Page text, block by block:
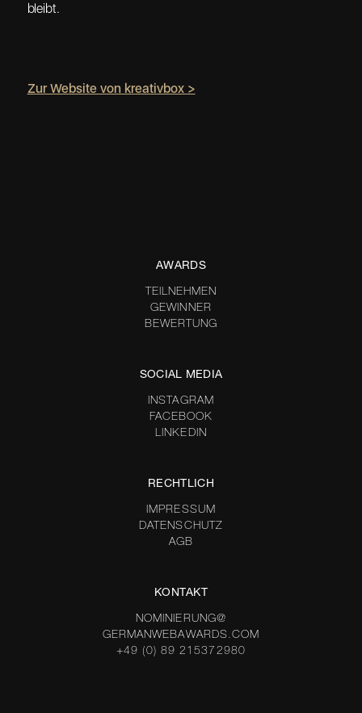
bleibt.
Zur Website von kreativbox >
AWARDS
TEILNEHMEN
GEWINNER
BEWERTUNG
SOCIAL MEDIA
INSTAGRAM
FACEBOOK
LINKEDIN
RECHTLICH
IMPRESSUM
DATENSCHUTZ
AGB
KONTAKT
NOMINIERUNG@
GERMANWEBAWARDS.COM
+49 (0) 89 215372980